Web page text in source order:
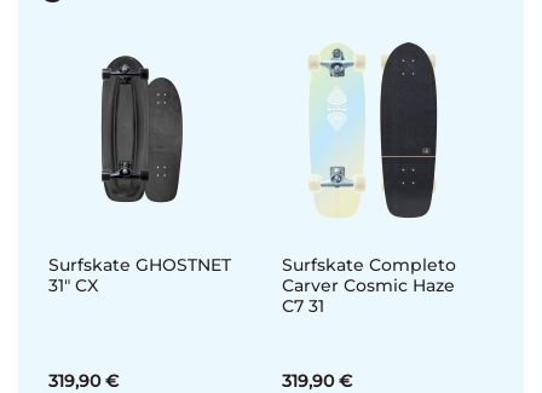
Surfskate GHOSTNET
31" CX
319,90 €
Surfskate Completo
Carver Cosmic Haze
C7 31
319,90 €